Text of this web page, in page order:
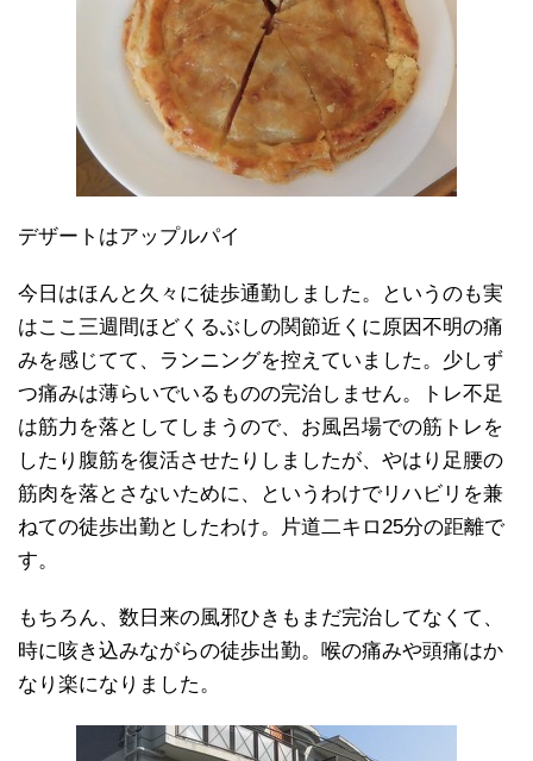
デザートはアップルパイ
今日はほんと久々に徒歩通勤しました。というのも実
はここ三週間ほどくるぶしの関節近くに原因不明の痛
みを感じてて、ランニングを控えていました。少しず
つ痛みは薄らいでいるものの完治しません。トレ不足
は筋力を落としてしまうので、お風呂場での筋トレを
したり腹筋を復活させたりしましたが、やはり足腰の
筋肉を落とさないために、というわけでリハビリを兼
ねての徒歩出勤としたわけ。片道二キロ25分の距離で
す。
もちろん、数日来の風邪ひきもまだ完治してなくて、
時に咳き込みながらの徒歩出勤。喉の痛みや頭痛はか
なり楽になりました。